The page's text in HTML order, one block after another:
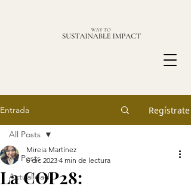
Entrada Regístrate
All Posts
Actualidad
All Posts
La COP28:
Mireia Martínez
6 dic 2023 4 min de lectura